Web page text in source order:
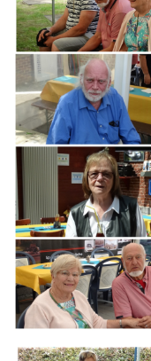
Branding